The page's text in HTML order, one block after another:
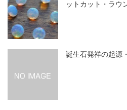
ットカット・ラウ
誕生石発祥の起源